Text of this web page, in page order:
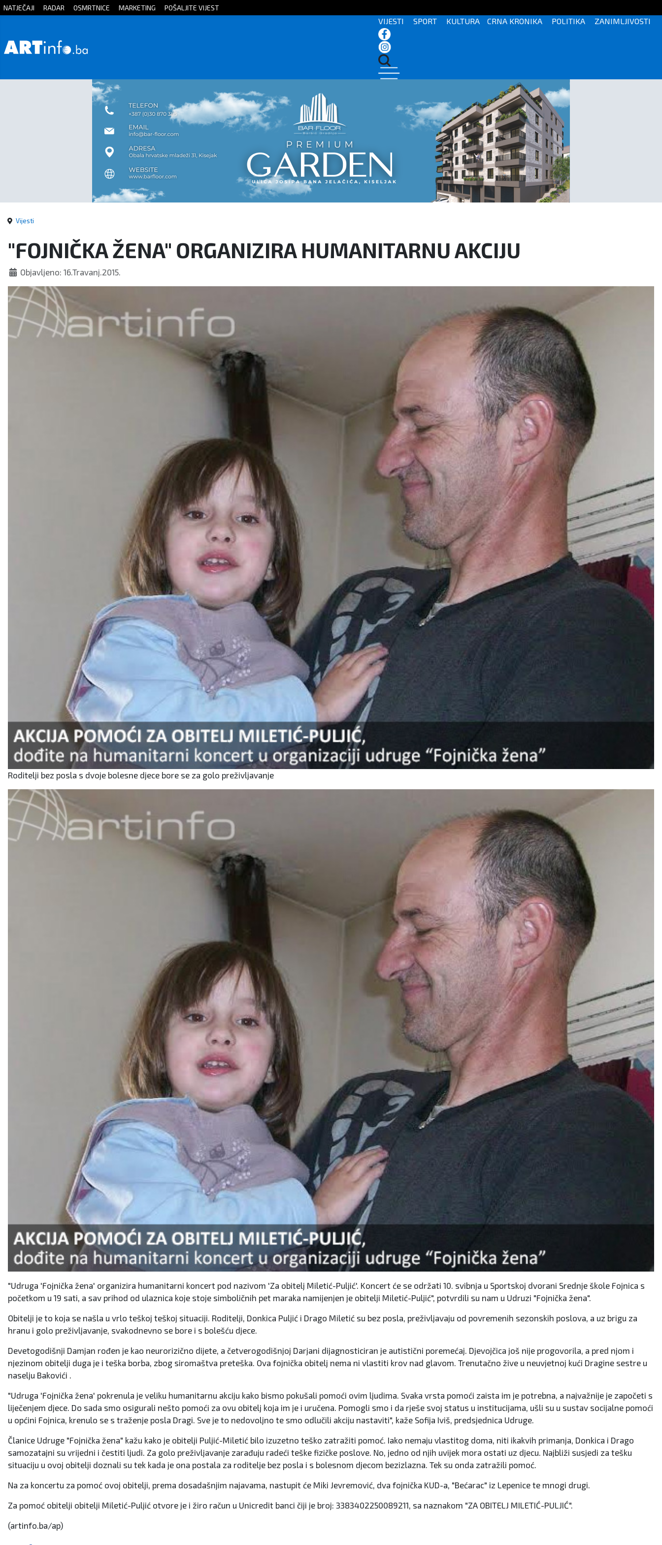
Početna
Zanimljivosti
NATJEČAJI RADAR OSMRTNICE MARKETING POŠALJITE VIJEST
VIJESTI SPORT KULTURA CRNA KRONIKA POLITIKA ZANIMLJIVOSTI
Vijesti
"FOJNIČKA ŽENA" ORGANIZIRA HUMANITARNU AKCIJU
Objavljeno: 16.Travanj.2015.
Roditelji bez posla s dvoje bolesne djece bore se za golo preživljavanje
"Udruga 'Fojnička žena' organizira humanitarni koncert pod nazivom 'Za obitelj Miletić-Puljić'. Koncert će se održati 10. svibnja u Sportskoj dvorani Srednje škole Fojnica s
početkom u 19 sati, a sav prihod od ulaznica koje stoje simboličnih pet maraka namijenjen je obitelji Miletić-Puljić", potvrdili su nam u Udruzi "Fojnička žena".
Obitelji je to koja se našla u vrlo teškoj teškoj situaciji. Roditelji, Donkica Puljić i Drago Miletić su bez posla, preživljavaju od povremenih sezonskih poslova, a uz brigu za
hranu i golo preživljavanje, svakodnevno se bore i s bolešću djece.
Devetogodišnji Damjan rođen je kao neurorizično dijete, a četverogodišnjoj Darjani dijagnosticiran je autistični poremećaj. Djevojčica još nije progovorila, a pred njom i
njezinom obitelji duga je i teška borba, zbog siromaštva preteška. Ova fojnička obitelj nema ni vlastiti krov nad glavom. Trenutačno žive u neuvjetnoj kući Dragine sestre u
naselju Bakovići .
"Udruga 'Fojnička žena' pokrenula je veliku humanitarnu akciju kako bismo pokušali pomoći ovim ljudima. Svaka vrsta pomoći zaista im je potrebna, a najvažnije je započeti s
liječenjem djece. Do sada smo osigurali nešto pomoći za ovu obitelj koja im je i uručena. Pomogli smo i da rješe svoj status u institucijama, ušli su u sustav socijalne pomoći
u općini Fojnica, krenulo se s traženje posla Dragi. Sve je to nedovoljno te smo odlučili akciju nastaviti", kaže Sofija Iviš, predsjednica Udruge.
Članice Udruge "Fojnička žena" kažu kako je obitelji Puljić-Miletić bilo izuzetno teško zatražiti pomoć. Iako nemaju vlastitog doma, niti ikakvih primanja, Donkica i Drago
samozatajni su vrijedni i čestiti ljudi. Za golo preživljavanje zarađuju radeći teške fizičke poslove. No, jedno od njih uvijek mora ostati uz djecu. Najbliži susjedi za tešku
situaciju u ovoj obitelji doznali su tek kada je ona postala za roditelje bez posla i s bolesnom djecom bezizlazna. Tek su onda zatražili pomoć.
Na za koncertu za pomoć ovoj obitelji, prema dosadašnjim najavama, nastupit će Miki Jevremović, dva fojnička KUD-a, "Bećarac" iz Lepenice te mnogi drugi.
Za pomoć obitelji obitelji Miletić-Puljić otvore je i žiro račun u Unicredit banci čiji je broj: 3383402250089211, sa naznakom "ZA OBITELJ MILETIĆ-PULJIĆ".
(artinfo.ba/ap)